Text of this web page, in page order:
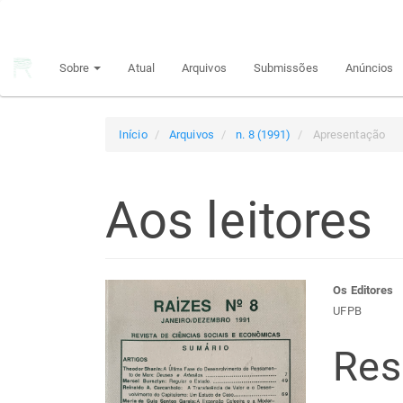
principal
Sobre Atual Arquivos Submissões Anúncios
Início Arquivos n. 8 (1991) Apresentação
Aos leitores
Barra
lateral
de
do
Os Editores
UFPB